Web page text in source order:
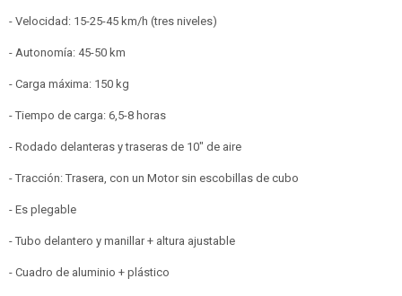
- Velocidad: 15-25-45 km/h (tres niveles)
- Autonomía: 45-50 km
- Carga máxima: 150 kg
- Tiempo de carga: 6,5-8 horas
- Rodado delanteras y traseras de 10" de aire
- Tracción: Trasera, con un Motor sin escobillas de cubo
- Es plegable
- Tubo delantero y manillar + altura ajustable
- Cuadro de aluminio + plástico